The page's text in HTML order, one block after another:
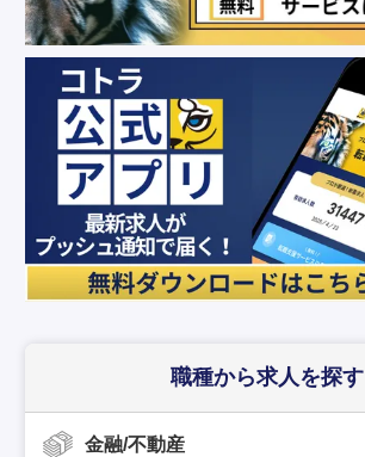
職種から求人を探す
金融/不動産